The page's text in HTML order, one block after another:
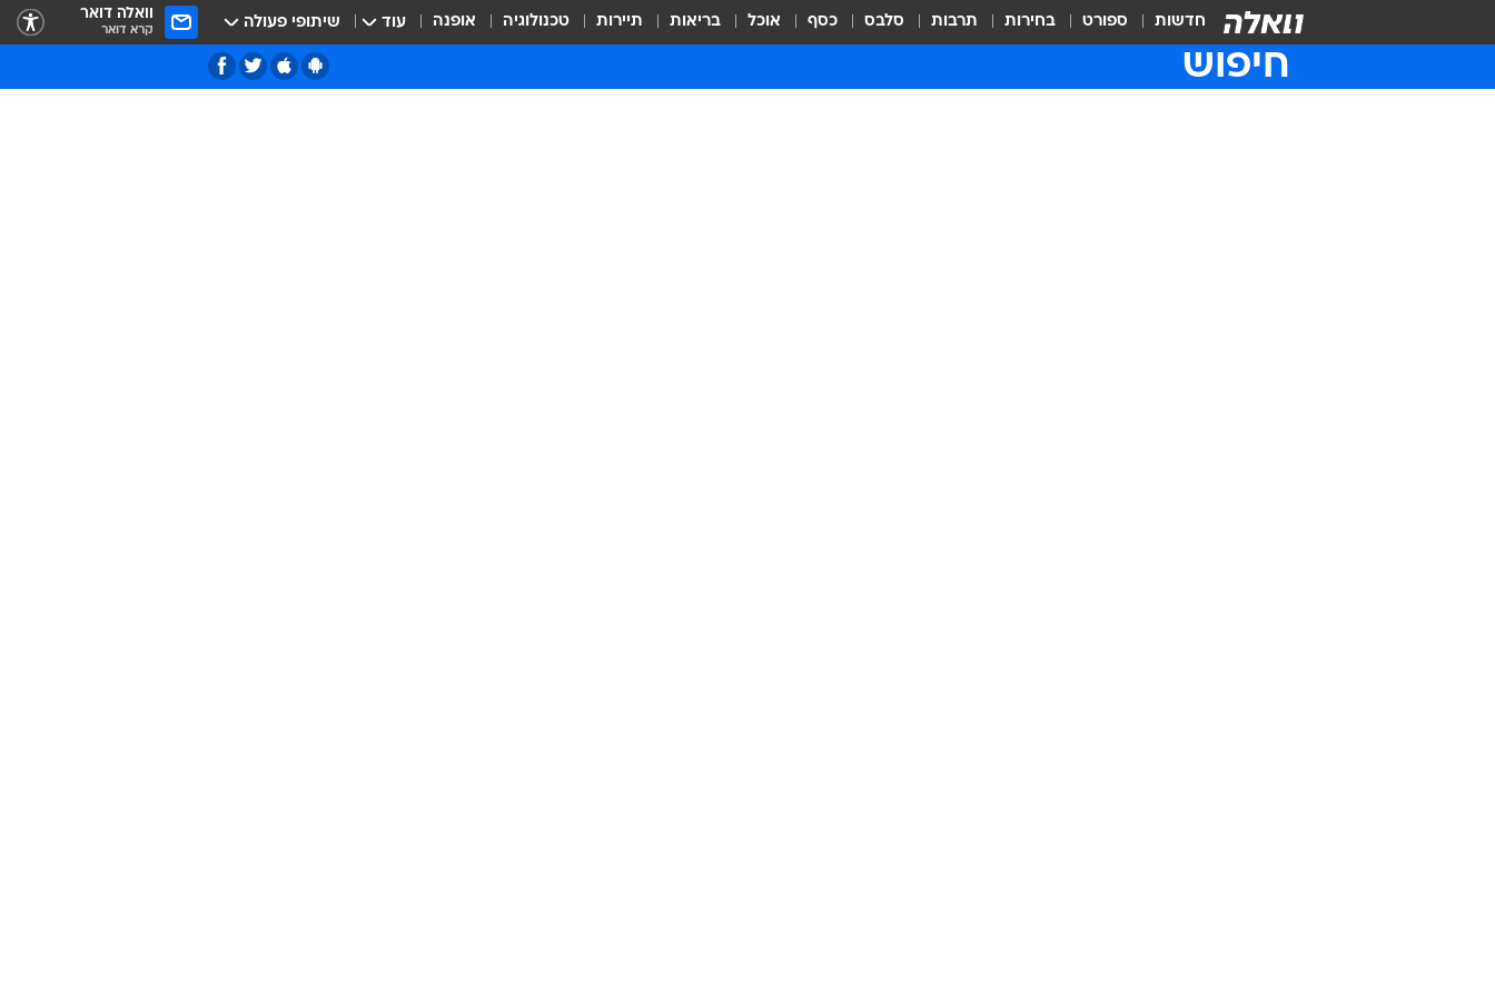
חדשות ספורט בחירות תרבות סלבס כסף אוכל בריאות תיירות טכנולוגיה אופנה עוד שיתופי פעולה וואלה דואר
קרא דואר
חיפוש